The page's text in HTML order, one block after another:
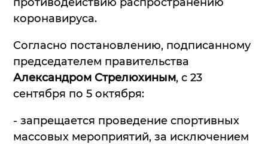
коронавируса.
Согласно постановлению, подписанному
председателем правительства
Александром Стрелюхиным, с 23
сентября по 5 октября:
- запрещается проведение спортивных
массовых мероприятий, за исключением